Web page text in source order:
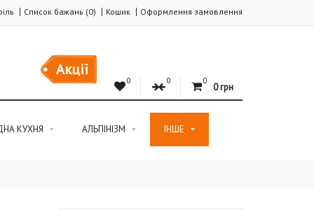
Список бажань (0) Кошик Оформлення замовлення
Акції
0 0 0
0 грн
КУХНЯ АЛЬПІНІЗМ ІНШЕ